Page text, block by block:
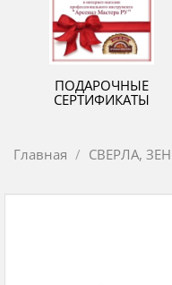
ПОДАРОЧНЫЕ
СЕРТИФИКАТЫ
Главная СВЕРЛА,